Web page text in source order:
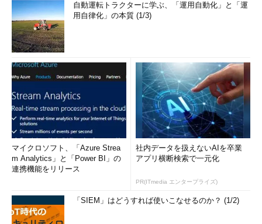
自動運転トラクターに学ぶ、「運用自動化」と「運
用自律化」の本質 (1/3)
マイクロソフト、「Azure Strea
m Analytics」と「Power BI」の
連携機能をリリース
社内データを扱えないAIを卒業
アプリ横断検索で一元化
PR(ITmedia エンタープライズ)
「SIEM」はどうすれば使いこなせるのか？ (1/2)